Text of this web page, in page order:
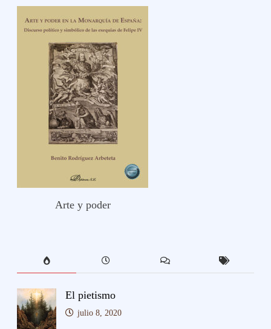
Arte y poder
El pietismo
julio 8, 2020